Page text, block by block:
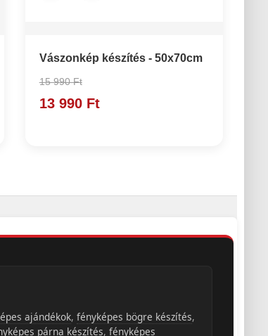
Vászonkép készítés - 50x70cm
15 990 Ft
13 990 Ft
ajándékok, fényképes bögre készítés,
párna készítés, fényképes